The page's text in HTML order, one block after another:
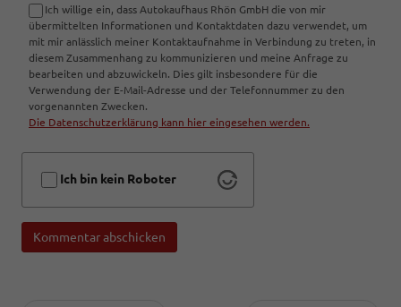
Ich willige ein, dass Autokaufhaus Rhön GmbH die von mir
übermittelten Informationen und Kontaktdaten dazu verwendet, um
mit mir anlässlich meiner Kontaktaufnahme in Verbindung zu treten, in
diesem Zusammenhang zu kommunizieren und meine Anfrage zu
bearbeiten und abzuwickeln. Dies gilt insbesondere für die
Verwendung der E-Mail-Adresse und der Telefonnummer zu den
vorgenannten Zwecken.
Die Datenschutzerklärung kann hier eingesehen werden.
Ich bin kein Roboter
Kommentar abschicken